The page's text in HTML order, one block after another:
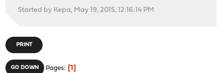
Started by Kepa, May 19, 2015, 12:16:14 PM
PRINT
GO DOWN Pages 1